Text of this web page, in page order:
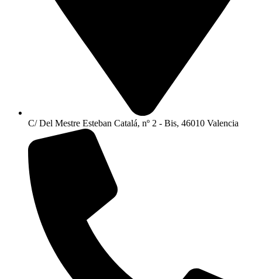
C/ Del Mestre Esteban Catalá, nº 2 - Bis, 46010 Valencia